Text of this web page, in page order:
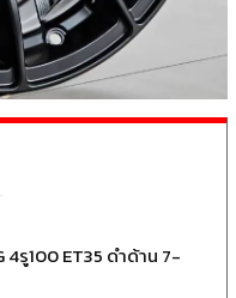
4รู100 ET35 ดำด้าน 7-